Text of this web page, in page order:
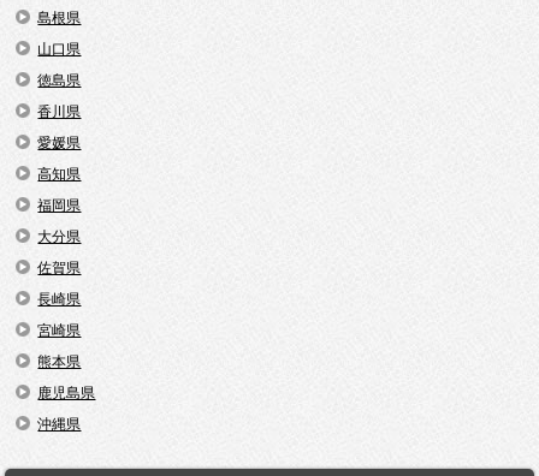
島根県
山口県
徳島県
香川県
愛媛県
高知県
福岡県
大分県
佐賀県
長崎県
宮崎県
熊本県
鹿児島県
沖縄県